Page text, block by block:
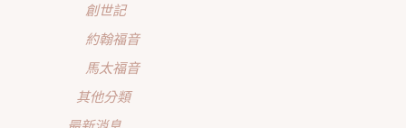
創世記
約翰福音
馬太福音
其他分類